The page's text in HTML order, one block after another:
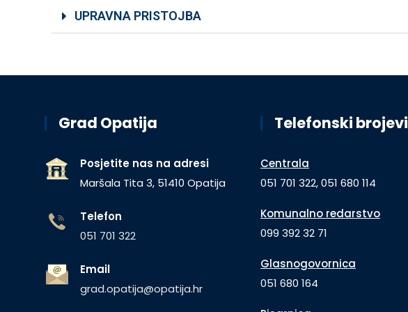
UPRAVNA PRISTOJBA
Grad Opatija
Posjetite nas na adresi
Maršala Tita 3, 51410 Opatija
Telefon
051 701 322
Email
grad.opatija@opatija.hr
Telefonski brojevi
Centrala
051 701 322, 051 680 114
Komunalno redarstvo
099 392 32 71
Glasnogovornica
051 680 164